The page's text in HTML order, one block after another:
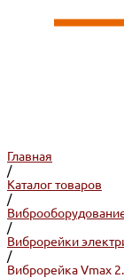
Главная
/
Каталог товаров
/
/
Виброрейки
/
Виброрейка Vmax